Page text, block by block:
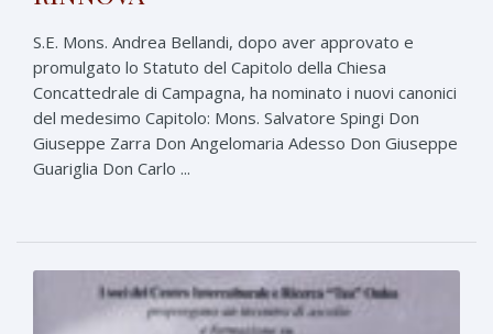
S.E. Mons. Andrea Bellandi, dopo aver approvato e
promulgato lo Statuto del Capitolo della Chiesa
Concattedrale di Campagna, ha nominato i nuovi canonici
del medesimo Capitolo: Mons. Salvatore Spingi Don
Giuseppe Zarra Don Angelomaria Adesso Don Giuseppe
Guariglia Don Carlo ...